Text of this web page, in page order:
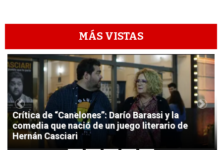
MÁS VISTAS
1
Crítica de “Canelones”: Darío Barassi y la
comedia que nació de un juego literario de
Hernán Casciari
Previous Next